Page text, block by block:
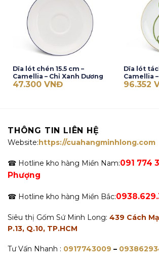
Dĩa lót chén 15.5 cm –
Camellia – Chỉ Xanh Dương
47.300 VNĐ
Dĩa lót
Camellia
96.352
THÔNG TIN LIÊN HỆ
Website:https://cuahangminhlong.com
☎ Hotline kho hàng Miền Nam:091 774
Phượng
☎ Hotline kho hàng Miền Bắc:
Siêu thị Gốm Sứ Minh Long: 439 Cách
P.13, Q.10, TP.HCM
Tư Vấn Nhanh : 0917743009 –